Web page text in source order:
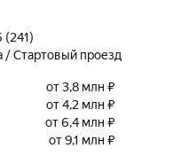
(241)
/ Стартовый проезд
от 3,8 млн ₽
от 4,2 млн ₽
от 6,4 млн ₽
от 9,1 млн ₽